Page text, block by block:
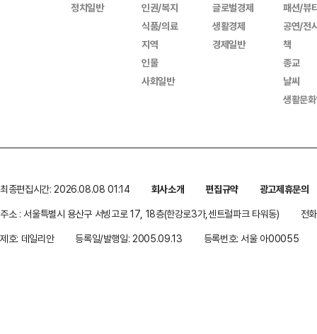
정치일반
인권/복지
식품/의료
지역
인물
사회일반
글로벌경제
생활경제
경제일반
패션/뷰
공연/전
책
종교
날씨
생활문
최종편집시간: 2026.08.08 01:14 회사소개 편집규약
광고제휴문의
주소 : 서울특별시 용산구 서빙고로 17, 18층(한강로3가,센트럴파크 타워동)
전
제호: 데일리안
등록일/발행일: 2005.09.13 등록번호: 서울 아00055